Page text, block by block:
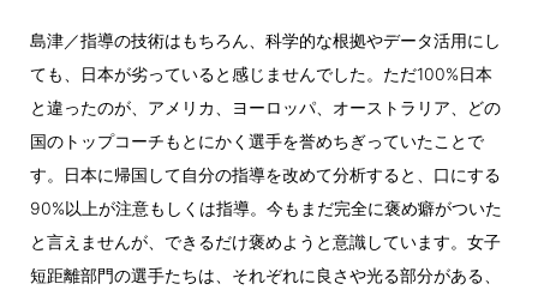
島津／指導の技術はもちろん、科学的な根拠やデータ活用にし
ても、日本が劣っていると感じませんでした。ただ100%日本
と違ったのが、アメリカ、ヨーロッパ、オーストラリア、どの
国のトップコーチもとにかく選手を誉めちぎっていたことで
す。日本に帰国して自分の指導を改めて分析すると、口にする
90%以上が注意もしくは指導。今もまだ完全に褒め癖がついた
と言えませんが、できるだけ褒めようと意識しています。女子
短距離部門の選手たちは、それぞれに良さや光る部分がある、